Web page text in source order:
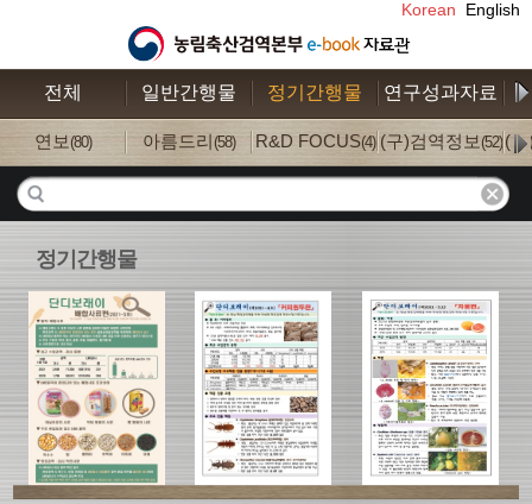
Korean English
전체 일반간행물 정기간행물 연구성과자료
연보(80) 아름드리(58) R&D FOCUS(4) (구)검역정보 (52) (
정기간행물